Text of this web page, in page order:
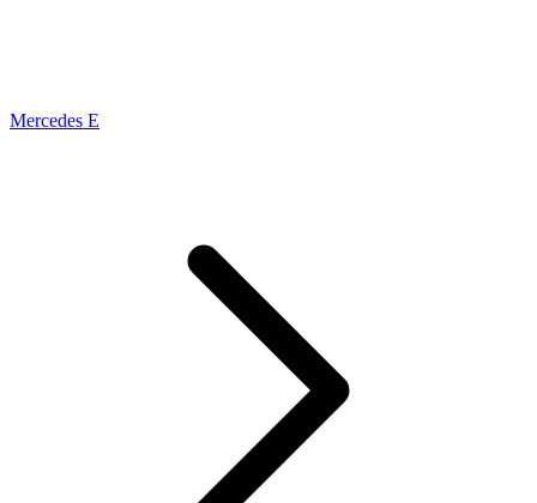
Mercedes E